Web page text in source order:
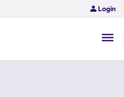
Login